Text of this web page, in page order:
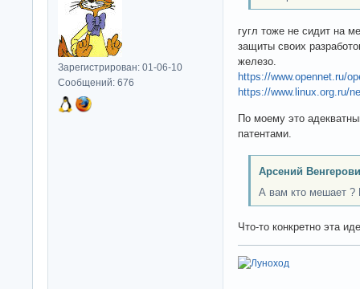
Зарегистрирован: 01-06-10
Сообщений: 676
гугл тоже не сидит на
защиты своих
железо.
https://www.opennet.ru/
https://www.linux.org.ru/
По моему это
патентами.
Арсений
А вам кто мешает ?
Что-то конкретно эта